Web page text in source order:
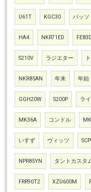
U61T KGC30 パッソ
HA4 NKR71ED
S210V ラジエター
NKR85AN 年末 年始
GGH20W S200P ラ
MK36A コンドル
いすず ヴィッツ
NPR85YN タントカスタ
FRR90T2 XZU600M